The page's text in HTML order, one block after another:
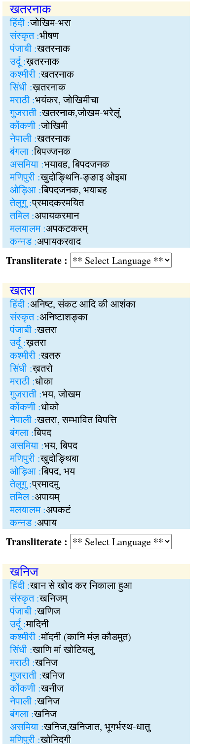
खतरनाक
हिंदी :जोखिम-भरा
संस्कृत :भीषण
पंजाबी :खतरनाक
उर्दू :ख़तरनाक
कश्मीरी :खतरनाक
सिंधी :ख़तरनाक
मराठी :भयंकर, जोखिमीचा
गुजराती :खतरनाक,जोखम-भरेलुं
कोंकणी :जोखिमी
नेपाली :खतरनाक
बंगला :बिपज्जनक
असमिया :भयावह, बिपदजनक
मणिपुरी :खुदोङ्थिनि-ङ्ङाइ ओइबा
ओड़िआ :बिपदजनक, भयाबह
तेलुगु :प्रमादकरमयित
तमिल :अपायकरमान
मलयालम :अपकटकरम्
कन्नड :अपायकरवाद
:
खतरा
हिंदी :अनिष्ट, संकट आदि की आशंका
संस्कृत :अनिष्टाशङ्का
पंजाबी :खतरा
उर्दू :ख़तरा
कश्मीरी :खतरु
सिंधी :ख़तरो
मराठी :धोका
गुजराती :भय, जोखम
कोंकणी :धोको
नेपाली :खतरा, सम्भावित विपत्ति
बंगला :बिपद
असमिया :भय, बिपद
मणिपुरी :खुदोङ्थिबा
ओड़िआ :बिपद, भय
तेलुगु :प्रमादमु
तमिल :अपायम्
मलयालम :अपकटं
कन्नड :अपाय
:
खनिज
हिंदी :खान से खोद कर निकाला हुआ
संस्कृत :खनिजम्
पंजाबी :खणिज
उर्दू :मादिनी
कश्मीरी :मॉदनी (कानि मंज़ कौडमुत)
सिंधी :खाणि मां खोटियलु
मराठी :खनिज
गुजराती :खनिज
कोंकणी :खनीज
नेपाली :खनिज
बंगला :खनिज
असमिया :खनिज,खनिजात, भूगर्भस्थ-धातु
मणिपुरी :खोनिदगी